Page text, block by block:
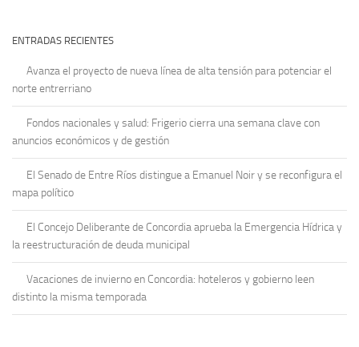
ENTRADAS RECIENTES
Avanza el proyecto de nueva línea de alta tensión para potenciar el
norte entrerriano
Fondos nacionales y salud: Frigerio cierra una semana clave con
anuncios económicos y de gestión
El Senado de Entre Ríos distingue a Emanuel Noir y se reconfigura el
mapa político
El Concejo Deliberante de Concordia aprueba la Emergencia Hídrica y
la reestructuración de deuda municipal
Vacaciones de invierno en Concordia: hoteleros y gobierno leen
distinto la misma temporada